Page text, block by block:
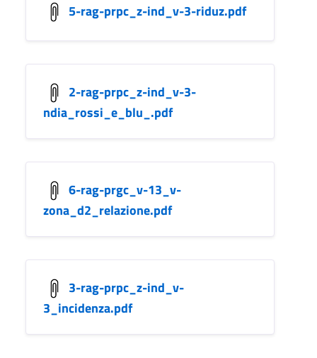
5-rag-prpc_z-ind_v-3-riduz.pdf
2-rag-prpc_z-ind_v-3-
ndia_rossi_e_blu_.pdf
6-rag-prgc_v-13_v-
zona_d2_relazione.pdf
3-rag-prpc_z-ind_v-
3_incidenza.pdf